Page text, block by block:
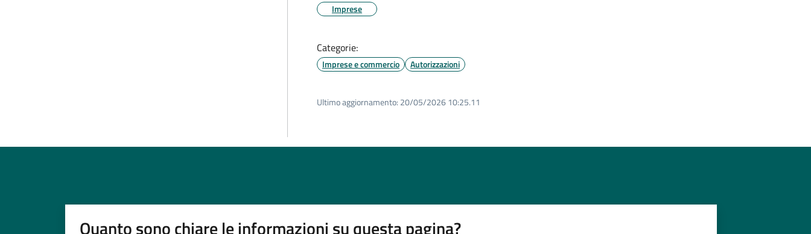
Imprese
Categorie:
Imprese e commercio Autorizzazioni
Ultimo aggiornamento: 20/05/2026 10:25.11
Quanto sono chiare le informazioni su questa pagina?